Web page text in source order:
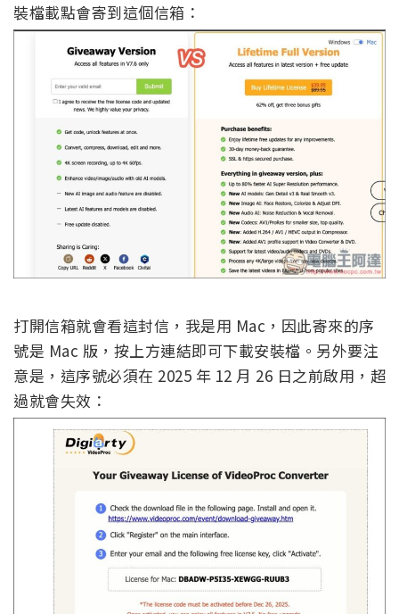
裝檔載點會寄到這個信箱：
打開信箱就會看這封信，我是用 Mac，因此寄來的序
號是 Mac 版，按上方連結即可下載安裝檔。另外要注
意是，這序號必須在 2025 年 12 月 26 日之前啟用，超
過就會失效：